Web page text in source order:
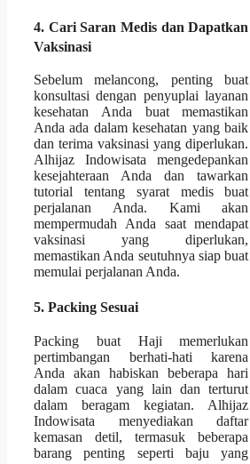
4. Cari Saran Medis dan Dapatkan
Vaksinasi
Sebelum melancong, penting buat
konsultasi dengan penyuplai layanan
kesehatan Anda buat memastikan
Anda ada dalam kesehatan yang baik
dan terima vaksinasi yang diperlukan.
Alhijaz Indowisata mengedepankan
kesejahteraan Anda dan tawarkan
tutorial tentang syarat medis buat
perjalanan Anda. Kami akan
mempermudah Anda saat mendapat
vaksinasi yang diperlukan,
memastikan Anda seutuhnya siap buat
memulai perjalanan Anda.
5. Packing Sesuai
Packing buat Haji memerlukan
pertimbangan berhati-hati karena
Anda akan habiskan beberapa hari
dalam cuaca yang lain dan terturut
dalam beragam kegiatan. Alhijaz
Indowisata menyediakan daftar
kemasan detil, termasuk beberapa
barang penting seperti baju yang